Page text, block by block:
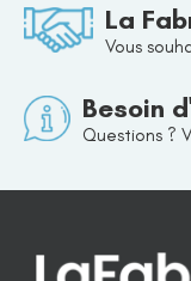
La
Vous
Besoin
Questions ?